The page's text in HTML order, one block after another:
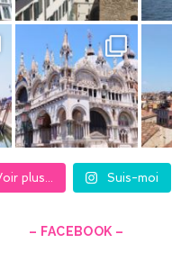
plus... Suis-moi
– FACEBOOK –